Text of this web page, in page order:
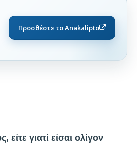
Προσθέστε το Anakalipto
γιατί είσαι ολίγον